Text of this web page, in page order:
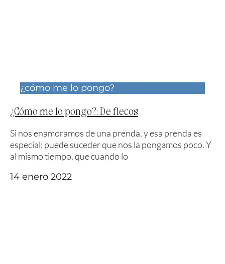
¿cómo me lo pongo?
¿Cómo me lo pongo?: De flecos
Si nos enamoramos de una prenda, y esa prenda es
especial; puede suceder que nos la pongamos poco. Y
al mismo tiempo, que cuando lo
14 enero 2022